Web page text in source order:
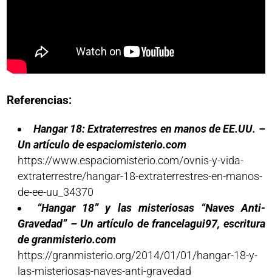
Referencias:
Hangar 18: Extraterrestres en manos de EE.UU. –
Un artículo de espaciomisterio.com
https://www.espaciomisterio.com/ovnis-y-vida-
extraterrestre/hangar-18-extraterrestres-en-manos-
de-ee-uu_34370
“Hangar 18” y las misteriosas “Naves Anti-
Gravedad” – Un artículo de francelagui97, escritura
de granmisterio.com
https://granmisterio.org/2014/01/01/hangar-18-y-
las-misteriosas-naves-anti-gravedad